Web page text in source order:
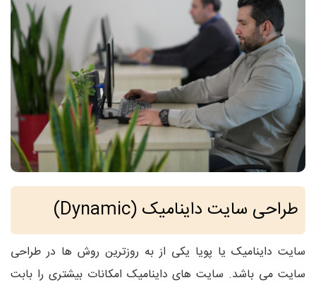
طراحی سایت داینامیک (Dynamic)
سایت داینامیک یا پویا یکی از به روزترین روش ها در طراحی
سایت می باشد. سایت های داینامیک امکانات بیشتری را بابت